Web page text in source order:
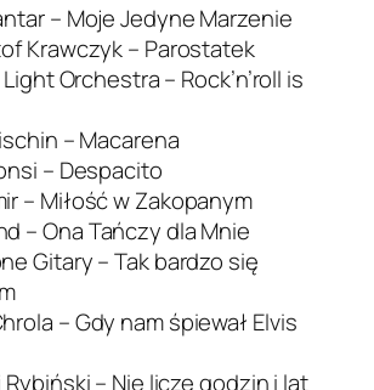
– Moje Jedyne Marzenie
Krawczyk – Parostatek
Orchestra – Rock’n’roll is
– Macarena
– Despacito
– Miłość w Zakopanym
– Ona Tańczy dla Mnie
Gitary – Tak bardzo się
– Gdy nam śpiewał Elvis
– Nie liczę godzin i lat